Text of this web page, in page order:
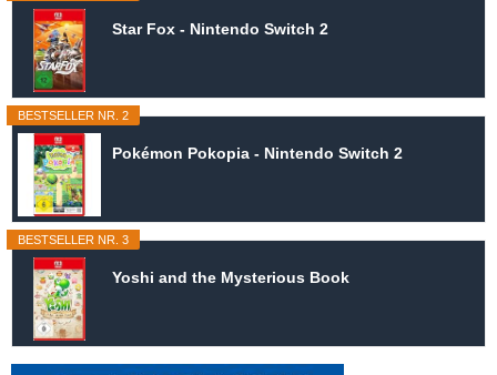
Star Fox - Nintendo Switch 2
BESTSELLER NR. 2
Pokémon Pokopia - Nintendo Switch 2
BESTSELLER NR. 3
Yoshi and the Mysterious Book